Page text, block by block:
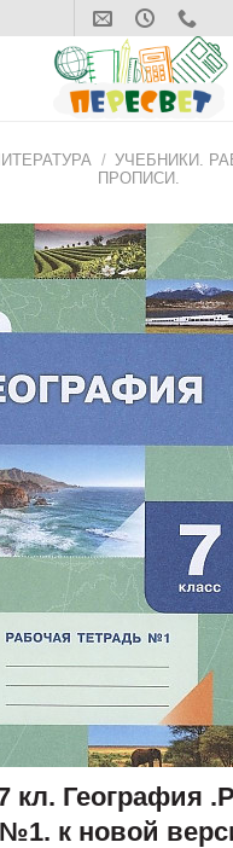
/ УЧЕБНИКИ.
ПРОПИСИ.
кл. География
к новой